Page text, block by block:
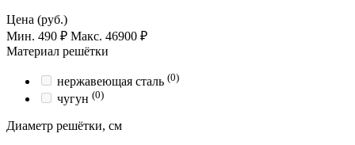
Цена (руб.)
Мин. 490 ₽ Макс. 46900 ₽
Материал решётки
нержавеющая сталь (0)
чугун (0)
Диаметр решётки, см